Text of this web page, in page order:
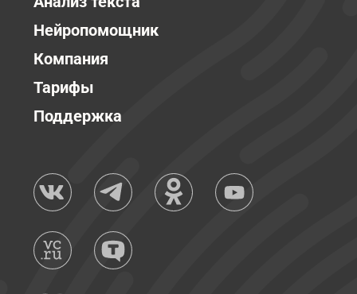
Нейропомощник
Компания
Тарифы
Поддержка